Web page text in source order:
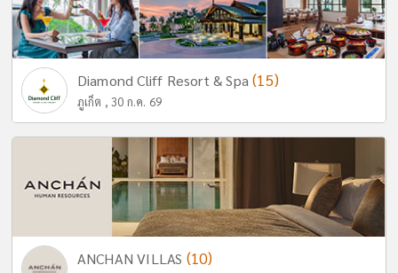
Diamond Cliff Resort & Spa(15)
ภูเก็ต , 30 ก.ค. 69
ANCHAN VILLAS (10)